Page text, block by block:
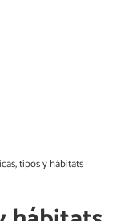
tipos y hábitats